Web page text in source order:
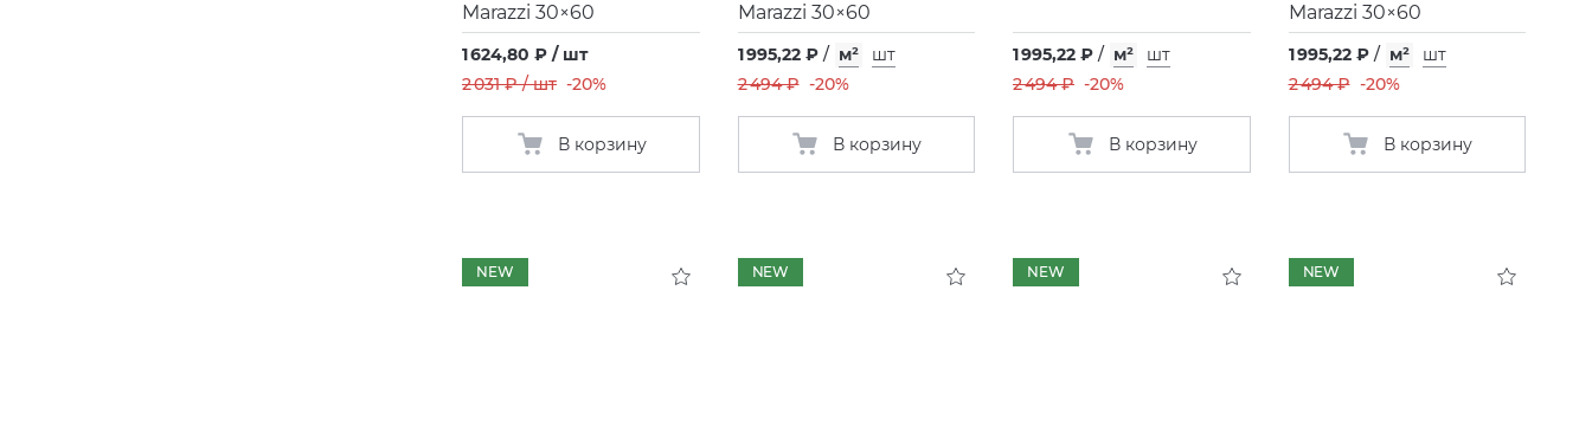
Marazzi 30×60
1 624,80 ₽ / шт
2 031 ₽ / шт -20%
В корзину
Marazzi 30×60
1 995,22 ₽ / м²
шт
2 494 ₽ -20%
В корзину
1 995,22 ₽ / м²
шт
2 494 ₽ -20%
В корзину
Marazzi 30×60
1 995,22 ₽ / м²
шт
2 494 ₽ -20%
В корзину
NEW NEW NEW NEW